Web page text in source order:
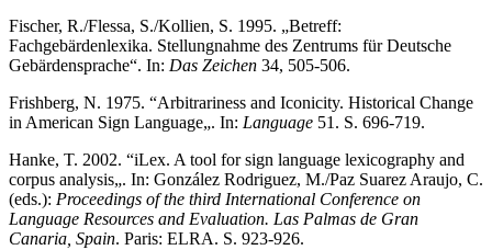
Fischer, R./Flessa, S./Kollien, S. 1995. „Betreff:
Fachgebärdenlexika. Stellungnahme des Zentrums für Deutsche
Gebärdensprache“. In: Das Zeichen 34, 505-506.
Frishberg, N. 1975. “Arbitrariness and Iconicity. Historical Change
in American Sign Language„. In: Language 51. S. 696-719.
Hanke, T. 2002. “iLex. A tool for sign language lexicography and
corpus analysis„. In: González Rodriguez, M./Paz Suarez Araujo, C.
(eds.): Proceedings of the third International Conference on
Language Resources and Evaluation. Las Palmas de Gran
Canaria, Spain. Paris: ELRA. S. 923-926.